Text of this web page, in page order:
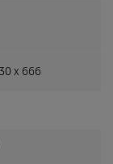
x 666